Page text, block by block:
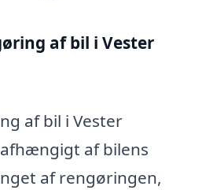
af bil i Vester
af bil i Vester
af bilens
af rengøringen,